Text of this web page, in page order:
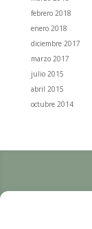
febrero 2018
enero 2018
diciembre 2017
marzo 2017
julio 2015
abril 2015
octubre 2014